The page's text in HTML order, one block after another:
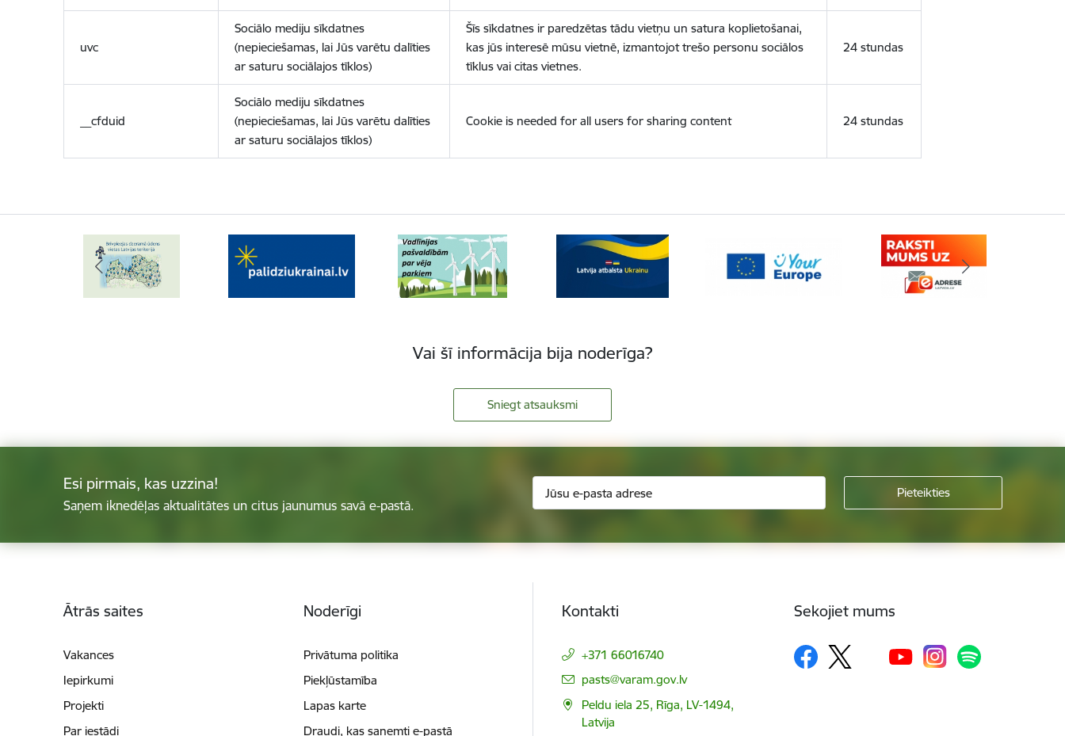
uvc
Sociālo mediju sīkdatnes
(nepieciešamas, lai Jūs varētu dalīties
ar saturu sociālajos tīklos)
Šīs sīkdatnes ir paredzētas tādu vietņu un satura koplietošanai,
kas jūs interesē mūsu vietnē, izmantojot trešo personu sociālos
tīklus vai citas vietnes.
24 stundas
__cfduid
Sociālo mediju sīkdatnes
(nepieciešamas, lai Jūs varētu dalīties
ar saturu sociālajos tīklos)
Cookie is needed for all users for sharing content 24 stundas
Vai šī informācija bija noderīga?
Sniegt atsauksmi
Esi pirmais, kas uzzina!
Saņem iknedēļas aktualitātes un citus jaunumus savā e-pastā.
Ātrās saites
Vakances
Iepirkumi
Projekti
Par iestādi
Noderīgi
Privātuma politika
Piekļūstamība
Lapas karte
Draudi, kas saņemti e-pastā
Kontakti
+371 66016740
E-pasts:
pasts@varam.gov.lv
Peldu iela 25, Rīga, LV-1494,
Latvija
Sekojiet mums